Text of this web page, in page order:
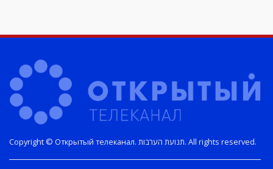
Copyright © Открытый телеканал. תנועת הערבות. All rights reserved.